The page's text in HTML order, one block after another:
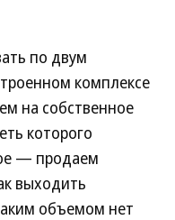
по двум
комплексе
на собственное
которого
— продаем
выходить
объемом нет